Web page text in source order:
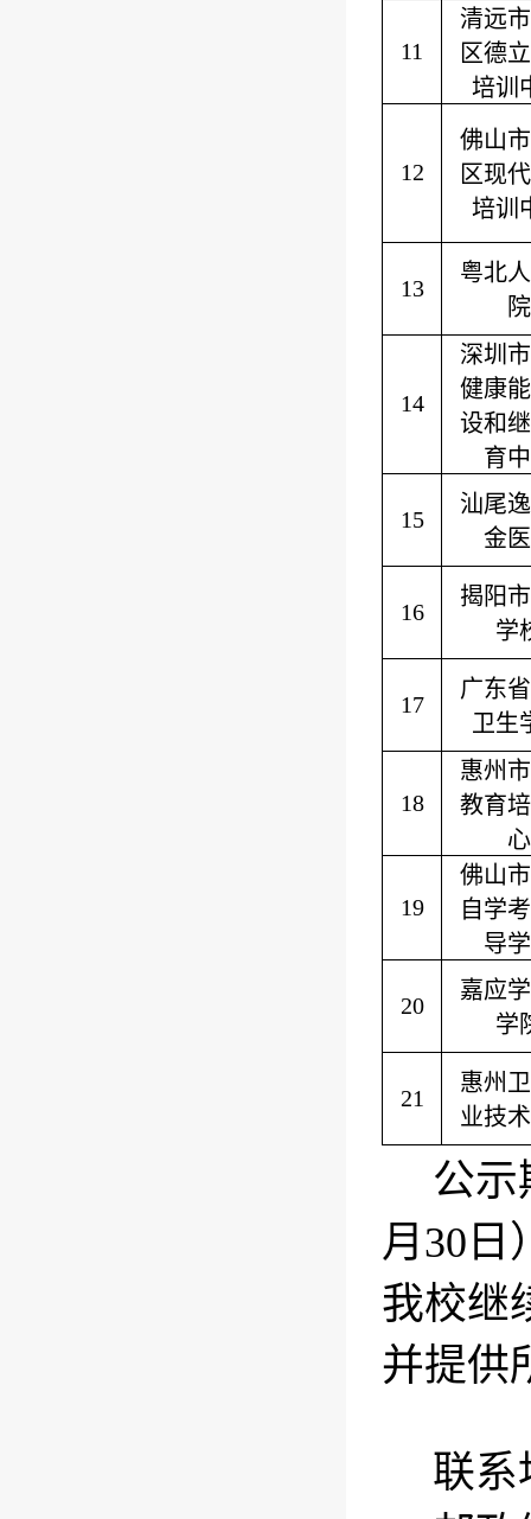
11
清远
区德
培训
12
佛山
区现
培训
13
粤北
院
14
深圳
健康
设和
育
15
汕尾
金
16
揭阳
学
17
广东
卫生
18
惠州
教育
心
19
佛山
自学
导
20
嘉应
学
21
惠州
业技
公示
月 30 日
我校继
并提供
联系